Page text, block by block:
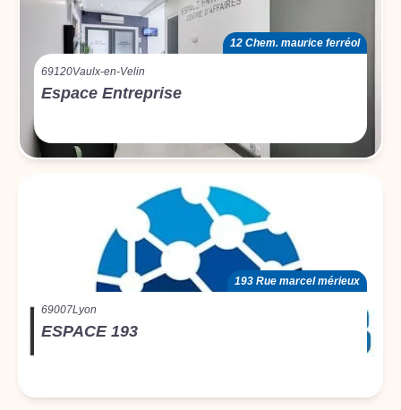
12 Chem. maurice ferréol
69120Vaulx-en-Velin
Espace Entreprise
193 Rue marcel mérieux
69007Lyon
ESPACE 193